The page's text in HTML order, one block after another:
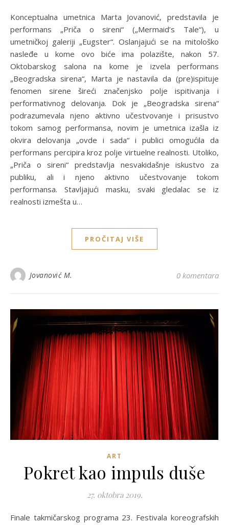
Konceptualna umetnica Marta Jovanović, predstavila je
performans „Priča o sireni“ („Mermaid’s Tale“), u
umetničkoj galeriji „Eugster“. Oslanjajući se na mitološko
nasleđe u kome ovo biće ima polazište, nakon 57.
Oktobarskog salona na kome je izvela performans
„Beogradska sirena“, Marta je nastavila da (pre)ispituje
fenomen sirene šireći značenjsko polje ispitivanja i
performativnog delovanja. Dok je „Beogradska sirena“
podrazumevala njeno aktivno učestvovanje i prisustvo
tokom samog performansa, novim je umetnica izašla iz
okvira delovanja „ovde i sada“ i publici omogućila da
performans percipira kroz polje virtuelne realnosti. Utoliko,
„Priča o sireni“ predstavlja nesvakidašnje iskustvo za
publiku, ali i njeno aktivno učestvovanje tokom
performansa. Stavljajući masku, svaki gledalac se iz
realnosti izmešta u…
PROČITAJ VIŠE
Jovanović M. 0 komentara
ART
Pokret kao impuls duše
27. oktobra 2019.
Finale takmičarskog programa 23. Festivala koreografskih